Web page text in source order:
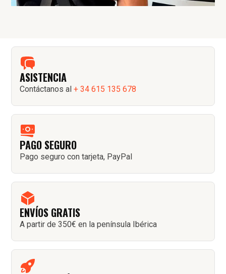
ASISTENCIA
Contáctanos al+ 34 615 135 678
PAGO SEGURO
Pago seguro con tarjeta, PayPal
ENVÍOS GRATIS
A partir de 350€ en la península Ibérica